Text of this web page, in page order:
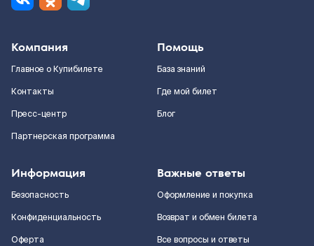
Компания
Главное о Купибилете
Контакты
Пресс-центр
Партнерская программа
Помощь
База знаний
Где мой билет
Блог
Информация
Безопасность
Конфиденциальность
Оферта
Важные ответы
Оформление и покупка
Возврат и обмен билета
Все вопросы и ответы